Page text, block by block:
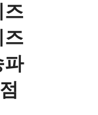
즈
즈
파